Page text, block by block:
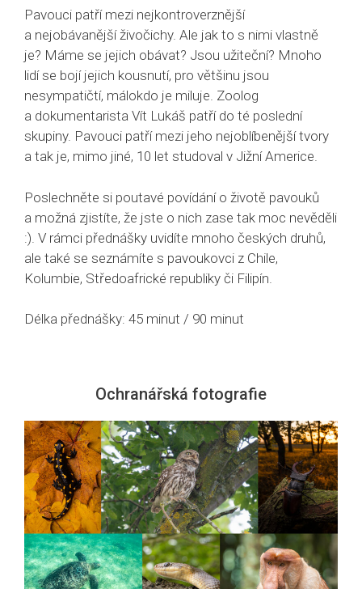
Pavouci patří mezi nejkontroverznější
a nejobávanější živočichy. Ale jak to s nimi vlastně
je? Máme se jejich obávat? Jsou užiteční? Mnoho
lidí se bojí jejich kousnutí, pro většinu jsou
nesympatičtí, málokdo je miluje. Zoolog
a dokumentarista Vít Lukáš patří do té poslední
skupiny. Pavouci patří mezi jeho nejoblíbenější tvory
a tak je, mimo jiné, 10 let studoval v Jižní Americe.
Poslechněte si poutavé povídání o životě pavouků
a možná zjistíte, že jste o nich zase tak moc nevěděli
:). V rámci přednášky uvidíte mnoho českých druhů,
ale také se seznámíte s pavoukovci z Chile,
Kolumbie, Středoafrické republiky či Filipín.
Délka přednášky: 45 minut / 90 minut
Ochranářská fotografie